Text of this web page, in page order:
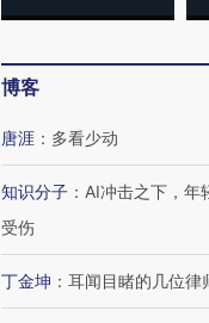
博客
唐涯 ： 多看少动
知识分子 ： AI冲击之下，年
受伤
丁金坤 ： 耳闻目睹的几位律